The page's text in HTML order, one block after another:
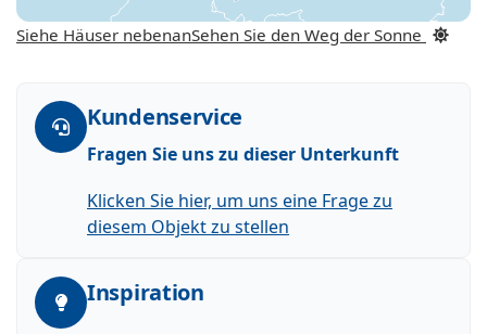
Siehe Häuser nebenanSehen Sie den Weg der Sonne
Kundenservice
Fragen Sie uns zu dieser Unterkunft
Klicken Sie hier, um uns eine Frage zu
diesem Objekt zu stellen
Inspiration